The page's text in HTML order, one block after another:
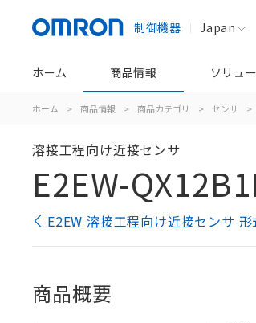
制御機器 Japan
ホーム 商品情報 ソリュ
ホーム > 商品情報 > 商品カテゴリ > センサ >
溶接工程向け近接センサ
E2EW-
E2EW 溶接工程向け近接センサ 形
商品概要